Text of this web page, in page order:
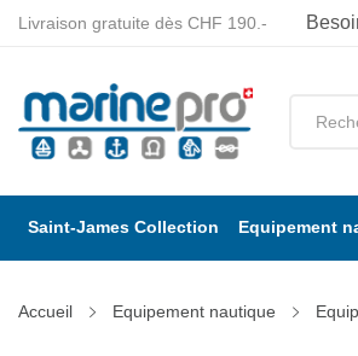
Livraison gratuite dès CHF 190.-
Saint-James Collection Equipement
Accueil Equipement nautique